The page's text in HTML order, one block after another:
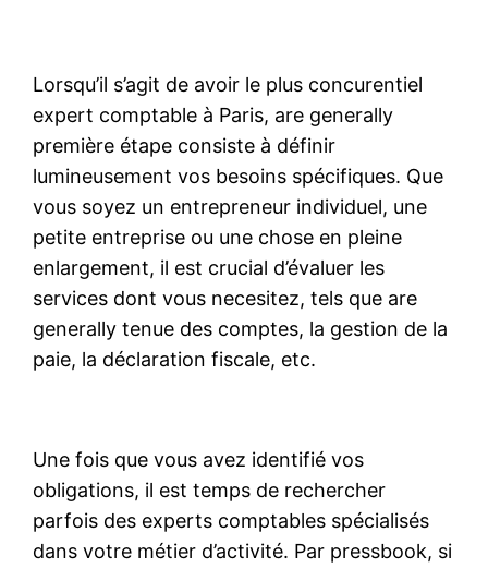
Lorsqu’il s’agit de avoir le plus concurentiel
expert comptable à Paris, are generally
première étape consiste à définir
lumineusement vos besoins spécifiques. Que
vous soyez un entrepreneur individuel, une
petite entreprise ou une chose en pleine
enlargement, il est crucial d’évaluer les
services dont vous necesitez, tels que are
generally tenue des comptes, la gestion de la
paie, la déclaration fiscale, etc.
Une fois que vous avez identifié vos
obligations, il est temps de rechercher
parfois des experts comptables spécialisés
dans votre métier d’activité. Par pressbook, si